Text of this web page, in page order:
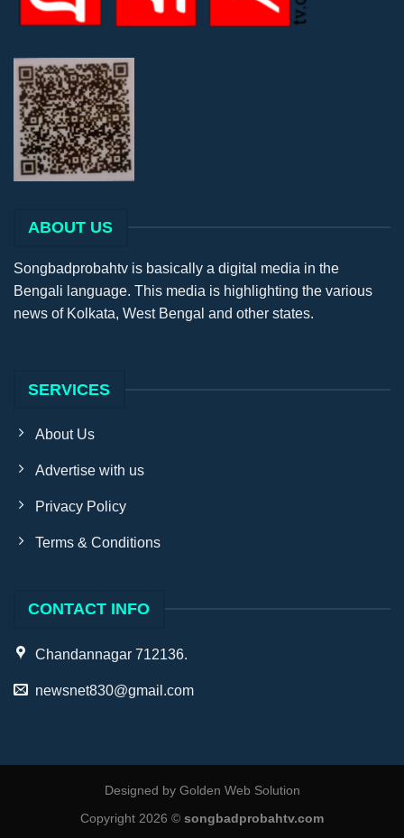
ABOUT US
Songbadprobahtv is basically a digital media in the
Bengali language. This media is highlighting the various
news of Kolkata, West Bengal and other states.
SERVICES
About Us
Advertise with us
Privacy Policy
Terms & Conditions
CONTACT INFO
Chandannagar 712136.
newsnet830@gmail.com
Designed by Golden Web Solution
Copyright 2026 © songbadprobahtv.com